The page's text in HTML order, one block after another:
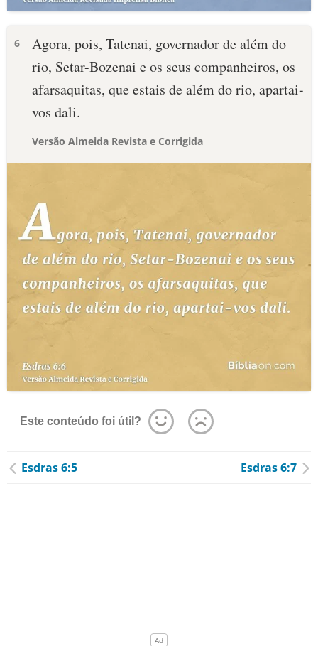
6
Agora, pois, Tatenai, governador de além do
rio, Setar-Bozenai e os seus companheiros, os
afarsaquitas, que estais de além do rio, apartai-
vos dali.
Versão Almeida Revista e Corrigida
Este conteúdo foi útil?
Esdras 6:5 Esdras 6:7